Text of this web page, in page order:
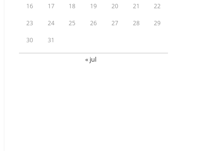
16 17 18 19 20 21 22
23 24 25 26 27 28 29
30 31
« jul